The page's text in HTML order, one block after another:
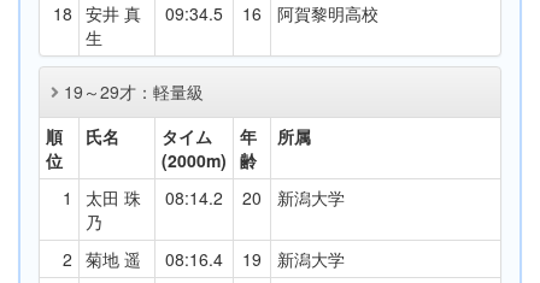
18 安井 真
生
09:34.5 16 阿賀黎明高校
19～29才：軽量級
順
位
氏名
タイム
(2000m)
年
齢
所属
1
太田 珠
乃
08:14.2 20 新潟大学
2 菊地 遥 08:16.4 19
新潟大学